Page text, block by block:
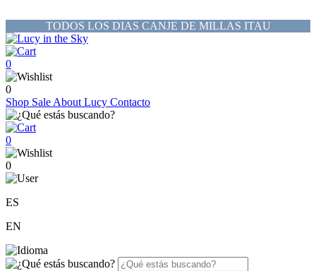
TODOS LOS DIAS CANJE DE MILLAS ITAU
0
0
Shop Sale About Lucy Contacto
0
0
ES
EN